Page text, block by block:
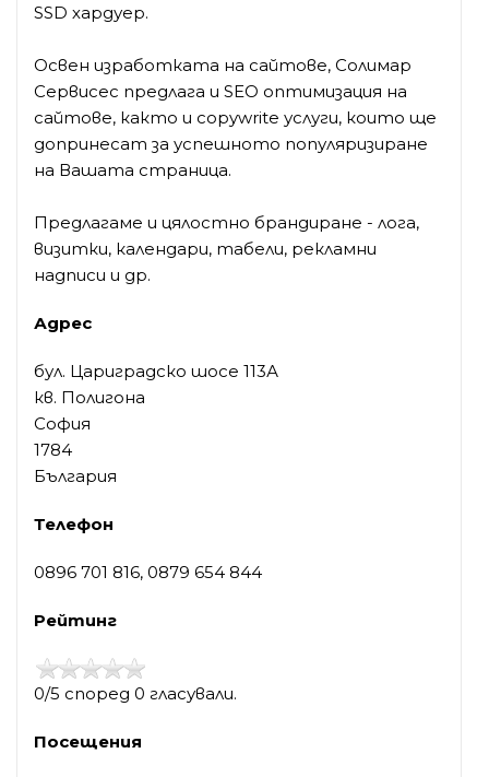
SSD хардуер.
Освен изработката на сайтове, Солимар
Сервисес предлага и SEO оптимизация на
сайтове, както и copywrite услуги, които ще
допринесат за успешното популяризиране
на Вашата страница.
Предлагаме и цялостно брандиране - лога,
визитки, календари, табели, рекламни
надписи и др.
Адрес
бул. Цариградско шосе 113А
кв. Полигона
София
1784
България
Телефон
0896 701 816, 0879 654 844
Рейтинг
0/5 според 0 гласували.
Посещения